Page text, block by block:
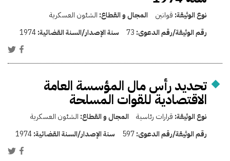
نوع الوثيقة: قوانين المجال و القطاع: الشئون العسكرية
رقم الوثيقة/رقم الدعوى: 73 سنة الإصدار/السنة القضائية:1974
تحديد رأس مال المؤسسة العامة
الاقتصادية للقوات المسلحة
نوع الوثيقة: قرارات رئاسية المجال و القطاع: الشئون العسكرية
رقم الوثيقة/رقم الدعوى:597 سنة الإصدار/السنة القضائية:1974